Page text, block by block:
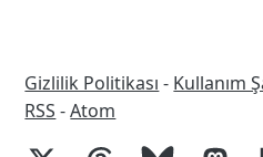
Gizlilik Politikası - Kullanım
RSS
RSS -Atom